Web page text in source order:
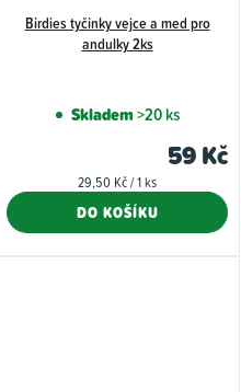
Birdies tyčinky vejce a med pro
andulky 2ks
Skladem>20 ks
59 Kč
Měrná
29,50 Kč / 1 ks
DO KOŠÍKU